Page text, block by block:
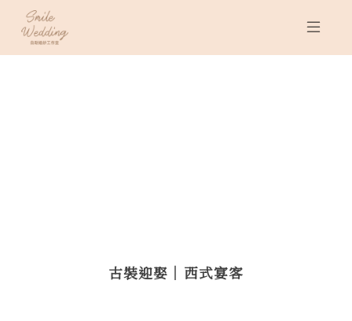
古裝迎娶｜西式宴客